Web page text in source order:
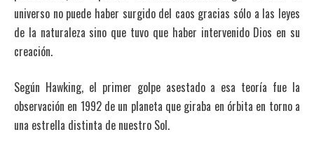
universo no puede haber surgido del caos gracias sólo a las leyes
de la naturaleza sino que tuvo que haber intervenido Dios en su
creación.
Según Hawking, el primer golpe asestado a esa teoría fue la
observación en 1992 de un planeta que giraba en órbita en torno a
una estrella distinta de nuestro Sol.